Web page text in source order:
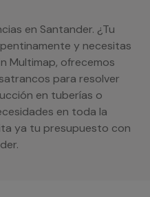
en Santander. ¿Tu
y necesitas
Multimap, ofrecemos
para resolver
en tuberías o
en toda la
ya tu presupuesto con